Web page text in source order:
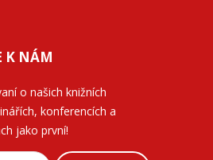
K NÁM
o našich knižních
konferencích a
jako první!